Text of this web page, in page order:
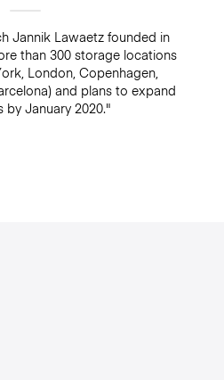
Jannik Lawaetz founded in
than 300 storage locations
London, Copenhagen,
and plans to expand
by January 2020."